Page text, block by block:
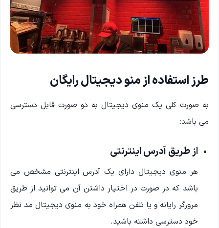
طرز استفاده از منو دیجیتال رایگان
به صورت کلی یک منوی دیجیتال به دو صورت قابل دسترسی
می باشد:
از طریق آدرس اینترنتی
هر منوی دیجیتال دارای یک آدرس اینترنتی مشخص می
باشد که در صورت در اختیار داشتن آن می توانید از طریق
مرورگر رایانه و یا تلفن همراه خود به منوی دیجیتال مد نظر
خود دسترسی داشته باشید.